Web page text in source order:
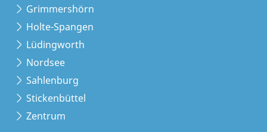
Grimmershörn
Holte-Spangen
Lüdingworth
Nordsee
Sahlenburg
Stickenbüttel
Zentrum